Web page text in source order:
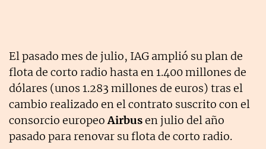
El pasado mes de julio, IAG amplió su plan de
flota de corto radio hasta en 1.400 millones de
dólares (unos 1.283 millones de euros) tras el
cambio realizado en el contrato suscrito con el
consorcio europeoAirbusen julio del año
pasado para renovar su flota de corto radio.